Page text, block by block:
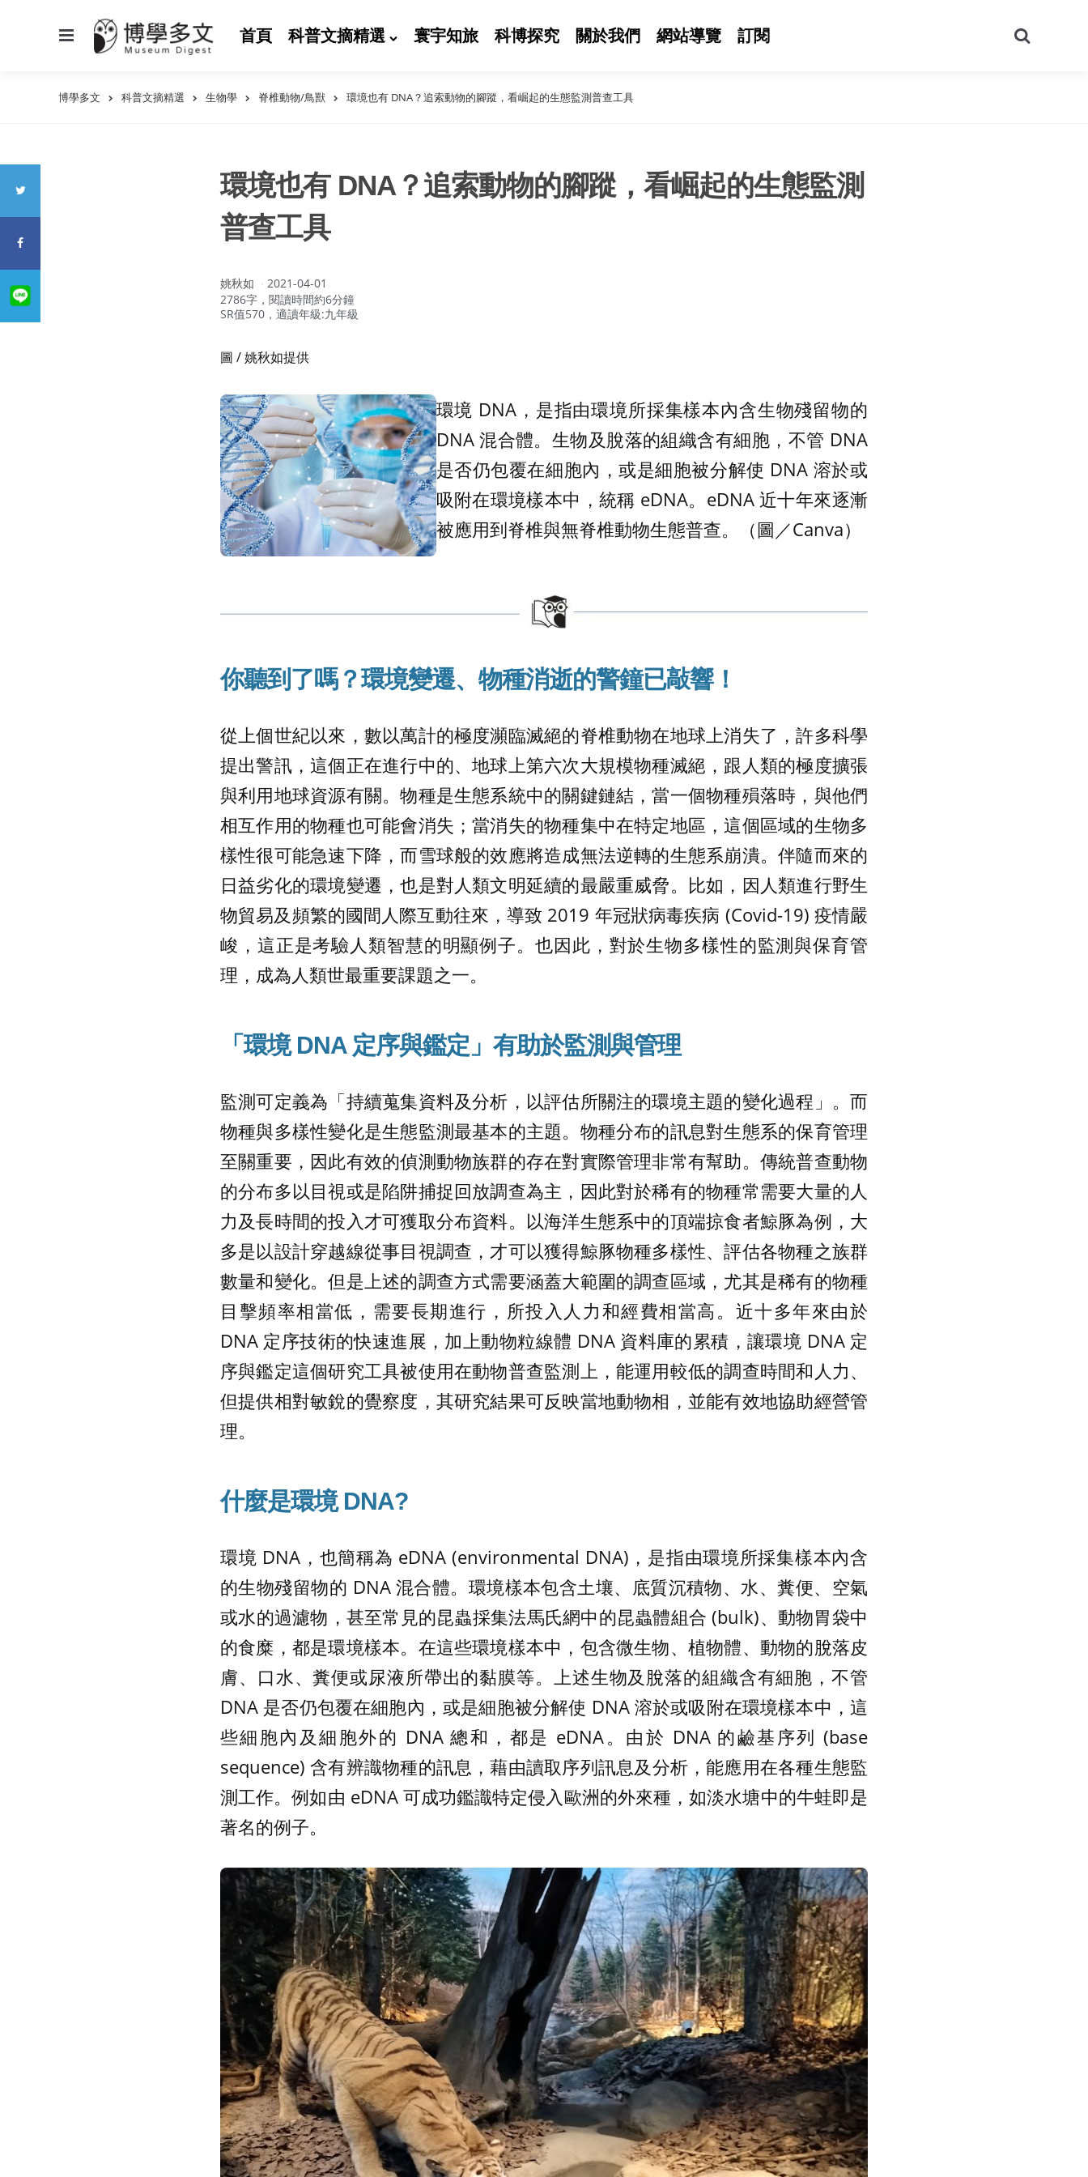
首頁 科普文摘精選 寰宇知旅 科博探究 關於我們 網站導覽 訂閱
尋
博學多文 科普文摘精選 生物學 脊椎動物/鳥獸 環境也有 DNA？追索動物的腳蹤，看崛起的生態監測普查工具
環境也有 DNA？追索動物的腳蹤，看崛起的生態監測
普查工具
作
者：
姚秋如
2021-04-01
2786字，閱讀時間約6分鐘
SR值570，適讀年級:九年級
圖 / 姚秋如提供
環境 DNA，是指由環境所採集樣本內含生物殘留物的
DNA 混合體。生物及脫落的組織含有細胞，不管 DNA
是否仍包覆在細胞內，或是細胞被分解使 DNA 溶於或
吸附在環境樣本中，統稱 eDNA。eDNA 近十年來逐漸
被應用到脊椎與無脊椎動物生態普查。（圖／Canva）
你聽到了嗎？環境變遷、物種消逝的警鐘已敲響！
從上個世紀以來，數以萬計的極度瀕臨滅絕的脊椎動物在地球上消失了，許多科學
提出警訊，這個正在進行中的、地球上第六次大規模物種滅絕，跟人類的極度擴張
與利用地球資源有關。物種是生態系統中的關鍵鏈結，當一個物種殞落時，與他們
相互作用的物種也可能會消失；當消失的物種集中在特定地區，這個區域的生物多
樣性很可能急速下降，而雪球般的效應將造成無法逆轉的生態系崩潰。伴隨而來的
日益劣化的環境變遷，也是對人類文明延續的最嚴重威脅。比如，因人類進行野生
物貿易及頻繁的國間人際互動往來，導致 2019 年冠狀病毒疾病 (Covid-19) 疫情嚴
峻，這正是考驗人類智慧的明顯例子。也因此，對於生物多樣性的監測與保育管
理，成為人類世最重要課題之一。
「環境 DNA 定序與鑑定」有助於監測與管理
監測可定義為「持續蒐集資料及分析，以評估所關注的環境主題的變化過程」。而
物種與多樣性變化是生態監測最基本的主題。物種分布的訊息對生態系的保育管理
至關重要，因此有效的偵測動物族群的存在對實際管理非常有幫助。傳統普查動物
的分布多以目視或是陷阱捕捉回放調查為主，因此對於稀有的物種常需要大量的人
力及長時間的投入才可獲取分布資料。以海洋生態系中的頂端掠食者鯨豚為例，大
多是以設計穿越線從事目視調查，才可以獲得鯨豚物種多樣性、評估各物種之族群
數量和變化。但是上述的調查方式需要涵蓋大範圍的調查區域，尤其是稀有的物種
目擊頻率相當低，需要長期進行，所投入人力和經費相當高。近十多年來由於
DNA 定序技術的快速進展，加上動物粒線體 DNA 資料庫的累積，讓環境 DNA 定
序與鑑定這個研究工具被使用在動物普查監測上，能運用較低的調查時間和人力、
但提供相對敏銳的覺察度，其研究結果可反映當地動物相，並能有效地協助經營管
理。
什麼是環境 DNA?
環境 DNA，也簡稱為 eDNA (environmental DNA)，是指由環境所採集樣本內含
的生物殘留物的 DNA 混合體。環境樣本包含土壤、底質沉積物、水、糞便、空氣
或水的過濾物，甚至常見的昆蟲採集法馬氏網中的昆蟲體組合 (bulk)、動物胃袋中
的食糜，都是環境樣本。在這些環境樣本中，包含微生物、植物體、動物的脫落皮
膚、口水、糞便或尿液所帶出的黏膜等。上述生物及脫落的組織含有細胞，不管
DNA 是否仍包覆在細胞內，或是細胞被分解使 DNA 溶於或吸附在環境樣本中，這
些細胞內及細胞外的 DNA 總和，都是 eDNA。由於 DNA 的鹼基序列 (base
sequence) 含有辨識物種的訊息，藉由讀取序列訊息及分析，能應用在各種生態監
測工作。例如由 eDNA 可成功鑑識特定侵入歐洲的外來種，如淡水塘中的牛蛙即是
著名的例子。